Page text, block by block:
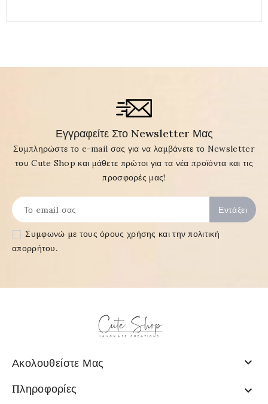
Εγγραφείτε Στο Newsletter Μας
Συμπληρώστε το e-mail σας για να λαμβάνετε το Newsletter
του Cute Shop και μάθετε πρώτοι για τα νέα προϊόντα και τις
προσφορές μας!
Συμφωνώ με τουςόρους χρήσης και την πολιτική
απορρήτου.
Ακολουθείστε Μας 
Πληροφορίες 